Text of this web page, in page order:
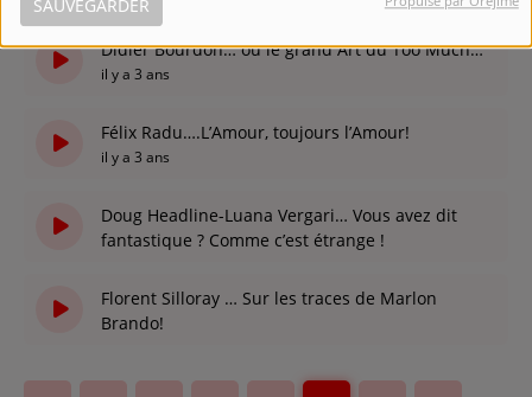
SAUVEGARDER
il y a 3 ans
Didier Bourdon… ou le grand Art du Too Much…
il y a 3 ans
Félix Radu….L’Amour, toujours l’Amour!
il y a 3 ans
Doug Headline-Luana Vergari… Vous avez dit
fantastique ? Comme c’est étrange !
Florent Silloray … Sur les traces de Marlon
Brando!